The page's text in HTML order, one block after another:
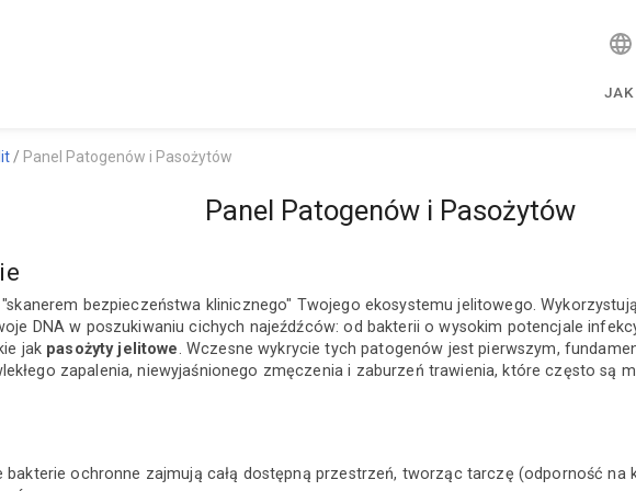
Panel Patogenów i Pasożytów
Panel Patogenów i Pasożytów
bezpieczeństwa klinicznego" Twojego ekosystemu jelitowego.
DNA w poszukiwaniu cichych najeźdźców: od bakterii o wysokim potencjale
jak pasożyty jelitowe. Wczesne wykrycie tych patogenów jest pierwszym,
zapalenia, niewyjaśnionego zmęczenia i zaburzeń trawienia, które często są
bakterie ochronne zajmują całą dostępną przestrzeń, tworząc tarczę (odporność na